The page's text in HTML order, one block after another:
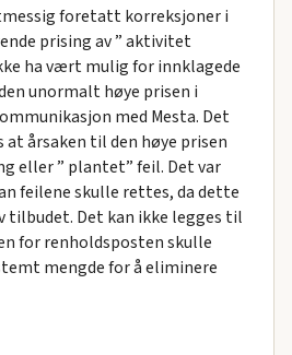
foretatt korreksjoner i
prising av ” aktivitet
ha vært mulig for innklagede
unormalt høye prisen i
med Mesta. Det
at årsaken til den høye prisen
eller ” plantet” feil. Det var
feilene skulle rettes, da dette
tilbudet. Det kan ikke legges til
for renholdsposten skulle
mengde for å eliminere